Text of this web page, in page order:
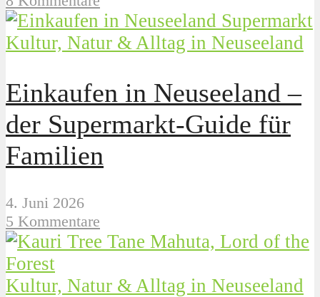
Kultur, Natur & Alltag in Neuseeland
Einkaufen in Neuseeland –
der Supermarkt-Guide für
Familien
4. Juni 2026
5 Kommentare
Kultur, Natur & Alltag in Neuseeland